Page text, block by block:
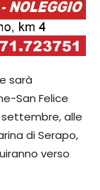
sarà
San Felice
alle
di Serapo,
verso